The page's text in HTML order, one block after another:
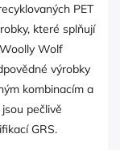
PET
které splňují
Wolf
výrobky
kombinacím a
pečlivě
GRS.